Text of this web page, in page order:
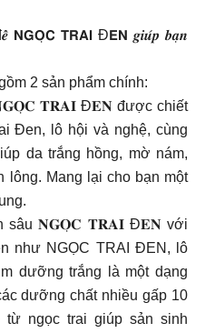
𝗡𝗚𝗢̣𝗖 𝗧𝗥𝗔𝗜 Đ𝗘𝗡 𝒈𝒊𝒖́𝒑 𝒃𝒂̣𝒏
2 sản phẩm chính:
𝐓𝐑𝐀𝐈 Đ𝐄𝐍 được chiết
Đen, lô hội và nghệ, cùng
da trắng hồng, mờ nám,
lông. Mang lại cho bạn một
sâu 𝐍𝐆𝐎̣𝐂 𝐓𝐑𝐀𝐈 Đ𝐄𝐍 với
như NGỌC TRAI ĐEN, lô
dưỡng trắng là một dạng
dưỡng chất nhiều gấp 10
từ ngọc trai giúp sản sinh